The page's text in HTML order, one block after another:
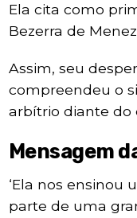
Ela cita como
Bezerra de
Assim, seu
compreendeu o
arbítrio diante do
Mensagem
‘Ela nos ensinou
parte de uma